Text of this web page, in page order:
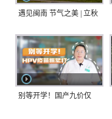
遇见闽南 节气之美 | 立秋
别等开学！国产九价仅